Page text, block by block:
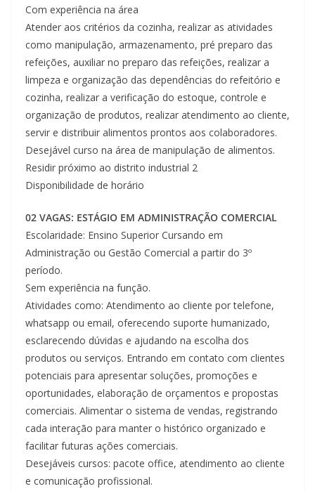
Com experiência na área
Atender aos critérios da cozinha, realizar as atividades
como manipulação, armazenamento, pré preparo das
refeições, auxiliar no preparo das refeições, realizar a
limpeza e organização das dependências do refeitório e
cozinha, realizar a verificação do estoque, controle e
organização de produtos, realizar atendimento ao cliente,
servir e distribuir alimentos prontos aos colaboradores.
Desejável curso na área de manipulação de alimentos.
Residir próximo ao distrito industrial 2
Disponibilidade de horário
02 VAGAS: ESTÁGIO EM ADMINISTRAÇÃO COMERCIAL
Escolaridade: Ensino Superior Cursando em
Administração ou Gestão Comercial a partir do 3º
período.
Sem experiência na função.
Atividades como: Atendimento ao cliente por telefone,
whatsapp ou email, oferecendo suporte humanizado,
esclarecendo dúvidas e ajudando na escolha dos
produtos ou serviços. Entrando em contato com clientes
potenciais para apresentar soluções, promoções e
oportunidades, elaboração de orçamentos e propostas
comerciais. Alimentar o sistema de vendas, registrando
cada interação para manter o histórico organizado e
facilitar futuras ações comerciais.
Desejáveis cursos: pacote office, atendimento ao cliente
e comunicação profissional.